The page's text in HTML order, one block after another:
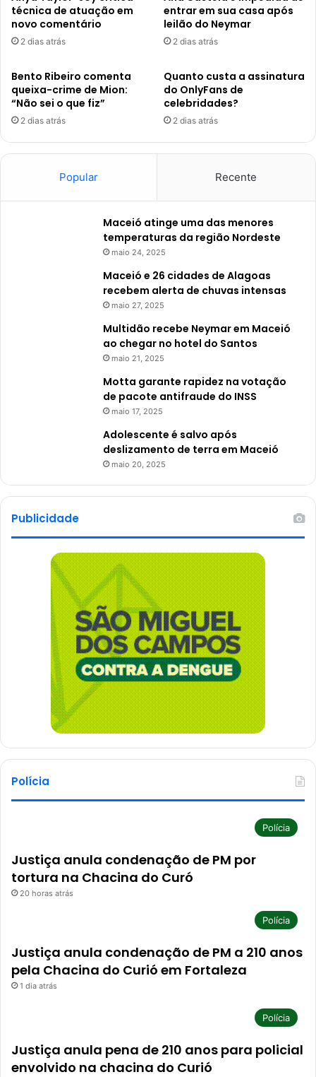
técnica de atuação em
novo comentário
2 dias atrás
entrar em sua casa após
leilão do Neymar
2 dias atrás
Bento Ribeiro comenta
queixa-crime de Mion:
“Não sei o que fiz”
2 dias atrás
Quanto custa a assinatura
do OnlyFans de
celebridades?
2 dias atrás
Popular Recente
Maceió atinge uma das menores
temperaturas da região Nordeste
maio 24, 2025
Maceió e 26 cidades de Alagoas
recebem alerta de chuvas intensas
maio 27, 2025
Multidão recebe Neymar em Maceió
ao chegar no hotel do Santos
maio 21, 2025
Motta garante rapidez na votação
de pacote antifraude do INSS
maio 17, 2025
Adolescente é salvo após
deslizamento de terra em Maceió
maio 20, 2025
Publicidade
Polícia
Polícia
Justiça anula condenação de PM por
tortura na Chacina do Curó
20 horas atrás
Polícia
Justiça anula condenação de PM a 210 anos
pela Chacina do Curió em Fortaleza
1 dia atrás
Polícia
Justiça anula pena de 210 anos para policial
envolvido na chacina do Curió